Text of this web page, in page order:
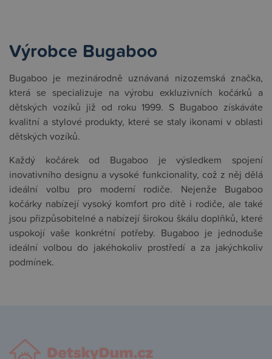
Výrobce Bugaboo
Bugaboo je mezinárodně uznávaná nizozemská značka,
která se specializuje na výrobu exkluzivních kočárků a
dětských vozíků již od roku 1999. S Bugaboo získáváte
kvalitní a stylové produkty, které se staly ikonami v oblasti
dětských vozíků.
Každý kočárek od Bugaboo je výsledkem spojení
inovativního designu a vysoké funkcionality, což z něj dělá
ideální volbu pro moderní rodiče. Nejenže Bugaboo
kočárky nabízejí vysoký komfort pro dítě i rodiče, ale také
jsou přizpůsobitelné a nabízejí širokou škálu doplňků, které
uspokojí vaše konkrétní potřeby. Bugaboo je jednoduše
ideální volbou do jakéhokoliv prostředí a za jakýchkoliv
podmínek.